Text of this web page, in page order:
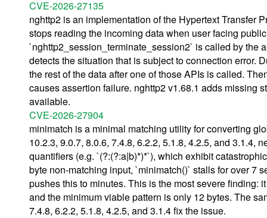
CVE-2026-27135
nghttp2 is an implementation of the Hypertext Transfer
stops reading the incoming data when user facing
`nghttp2_session_terminate_session2` is called by the
detects the situation that is subject to connection error.
the rest of the data after one of those APIs is called.
causes assertion failure. nghttp2 v1.68.1 adds missing
available.
CVE-2026-27904
minimatch is a minimal matching utility for converting
10.2.3, 9.0.7, 8.0.6, 7.4.8, 6.2.2, 5.1.8, 4.2.5, and 3.1.4,
quantifiers (e.g. `(?:(?:a|b)*)*`), which exhibit
byte non-matching input, `minimatch()` stalls for over 7
pushes this to minutes. This is the most severe finding:
and the minimum viable pattern is only 12 bytes. The
7.4.8, 6.2.2, 5.1.8, 4.2.5, and 3.1.4 fix the issue.